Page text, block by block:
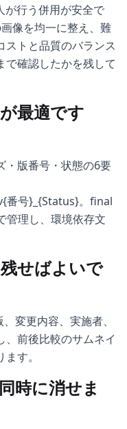
が行う併用が安全で
像を均一に整え、難
ストと品質のバランス
で確認したかを残して
最適です
・版番号・状態の6要
番号}_{Status}。final
管理し、環境依存文
せばよいで
変更内容、実施者、
、前後比較のサムネイ
す。
時に消せま